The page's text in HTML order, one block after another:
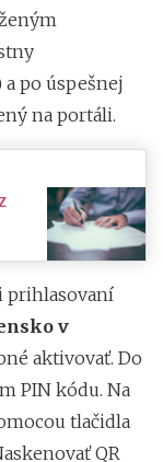
po úspešnej
na portáli.
prihlasovaní
v
aktivovať. Do
PIN kódu. Na
tlačidla
QR